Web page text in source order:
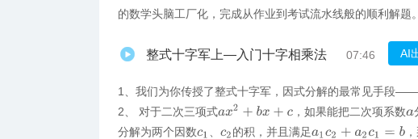
的数学头脑工厂化，完成从作业到考试流水线般的顺利解题。
整式十字军上—入门十字相乘法 07:46 AI
1、我们为你传授了整式十字军，因式分解的最常见手段——
2、 对于二次三项式ax2+ bx +c ，如果能把二次项系数a
分解为两个因数c1 、c2的积，并且满足a1 c2 +a2c1=b